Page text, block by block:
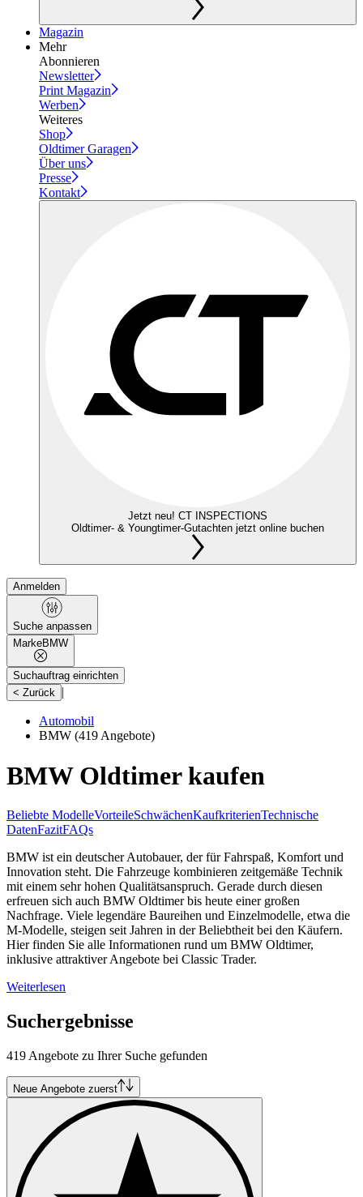
Magazin
Mehr
Abonnieren
Newsletter
Print Magazin
Werben
Weiteres
Shop
Oldtimer Garagen
Über uns
Presse
Kontakt
Jetzt neu! CT INSPECTIONS
Oldtimer- & Youngtimer-Gutachten jetzt online buchen
Anmelden
Suche anpassen
MarkeBMW
Suchauftrag einrichten
< Zurück |
Automobil
BMW (419 Angebote)
BMW Oldtimer kaufen
Beliebte ModelleVorteileSchwächenKaufkriterienTechnische
DatenFazitFAQs
BMW ist ein deutscher Autobauer, der für Fahrspaß, Komfort und
Innovation steht. Die Fahrzeuge kombinieren zeitgemäße Technik
mit einem sehr hohen Qualitätsanspruch. Gerade durch diesen
erfreuen sich auch BMW Oldtimer bis heute einer großen
Nachfrage. Viele legendäre Baureihen und Einzelmodelle, etwa die
M-Modelle, steigen seit Jahren in der Beliebtheit bei den Käufern.
Hier finden Sie alle Informationen rund um BMW Oldtimer,
inklusive attraktiver Angebote bei Classic Trader.
Weiterlesen
Suchergebnisse
419 Angebote zu Ihrer Suche gefunden
Neue Angebote zuerst